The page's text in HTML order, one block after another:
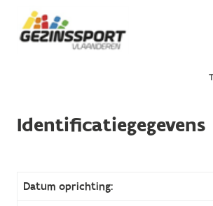
Identificatiegegevens
Datum oprichting: